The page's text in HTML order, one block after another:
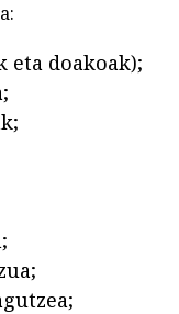
eta doakoak);